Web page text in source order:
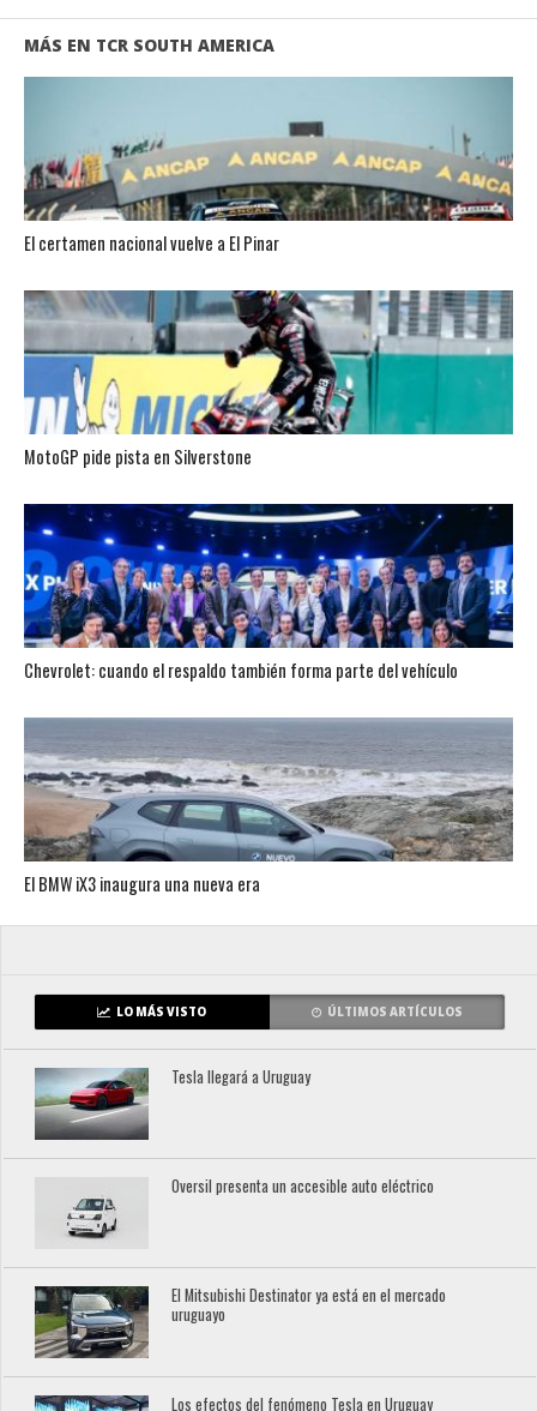
MÁS EN TCR SOUTH AMERICA
El certamen nacional vuelve a El Pinar
MotoGP pide pista en Silverstone
Chevrolet: cuando el respaldo también forma parte del vehículo
El BMW iX3 inaugura una nueva era
LO MÁS VISTO ÚLTIMOS ARTÍCULOS
Tesla llegará a Uruguay
Oversil presenta un accesible auto eléctrico
El Mitsubishi Destinator ya está en el mercado
uruguayo
Los efectos del fenómeno Tesla en Uruguay